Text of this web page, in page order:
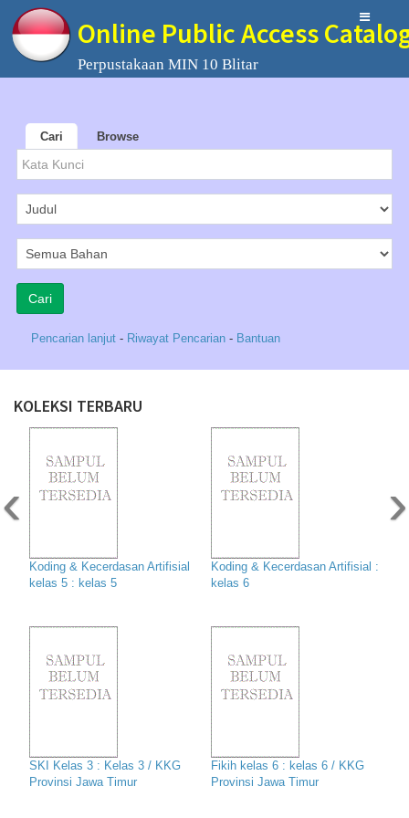
Online Public Access
Perpustakaan MIN 10 Blitar
Cari Browse
Pencarian lanjut - Riwayat Pencarian - Bantuan
KOLEKSI TERBARU
Koding & Kecerdasan Artifisial
kelas 5 : kelas 5
Koding & Kecerdasan Artifisial :
kelas 6
SKI Kelas 3 : Kelas 3 / KKG
Provinsi Jawa Timur
Fikih kelas 6 : kelas 6 / KKG
Provinsi Jawa Timur
‹ ›